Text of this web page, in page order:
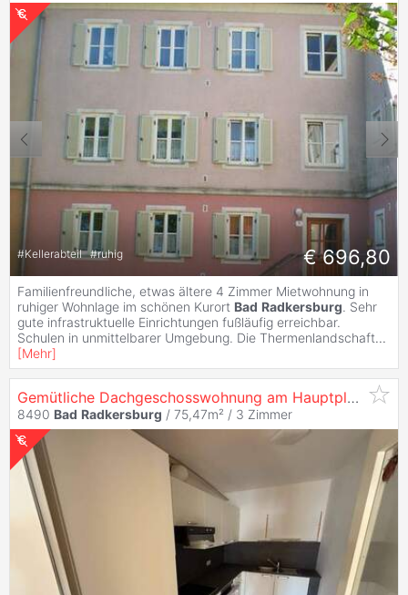
#Kellerabteil #ruhig € 696,80
Familienfreundliche, etwas ältere 4 Zimmer Mietwohnung in
ruhiger Wohnlage im schönen Kurort Bad Radkersburg. Sehr
gute infrastruktuelle Einrichtungen fußläufig erreichbar.
Schulen in unmittelbarer Umgebung. Die Thermenlandschaft...
[Mehr]
Gemütliche Dachgeschosswohnung am Hauptplatz von
8490 Bad Radkersburg / 75,47m² / 3 Zimmer